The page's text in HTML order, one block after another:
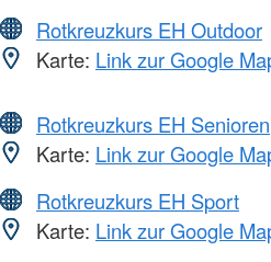
Rotkreuzkurs EH Outdoor
Karte: Link zur Google
Rotkreuzkurs EH Senioren
Karte: Link zur Google
Rotkreuzkurs EH Sport
Karte: Link zur Google